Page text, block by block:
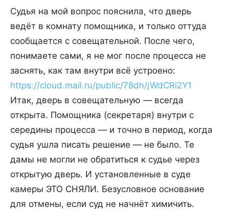
Судья на мой вопрос пояснила, что дверь
ведёт в комнату помощника, и только оттуда
сообщается с совещательной. После чего,
понимаете сами, я не мог после процесса не
заснять, как там внутри всё устроено:
https://cloud.mail.ru/public/78dh/jWdCRi2Y1
Итак, дверь в совещательную — всегда
открыта. Помощника (секретаря) внутри с
середины процесса — и точно в период, когда
судья ушла писать решение — не было. Те
дамы не могли не обратиться к судье через
открытую дверь. И установленные в суде
камеры ЭТО СНЯЛИ. Безусловное основание
для отмены, если суд не начнёт химичить.